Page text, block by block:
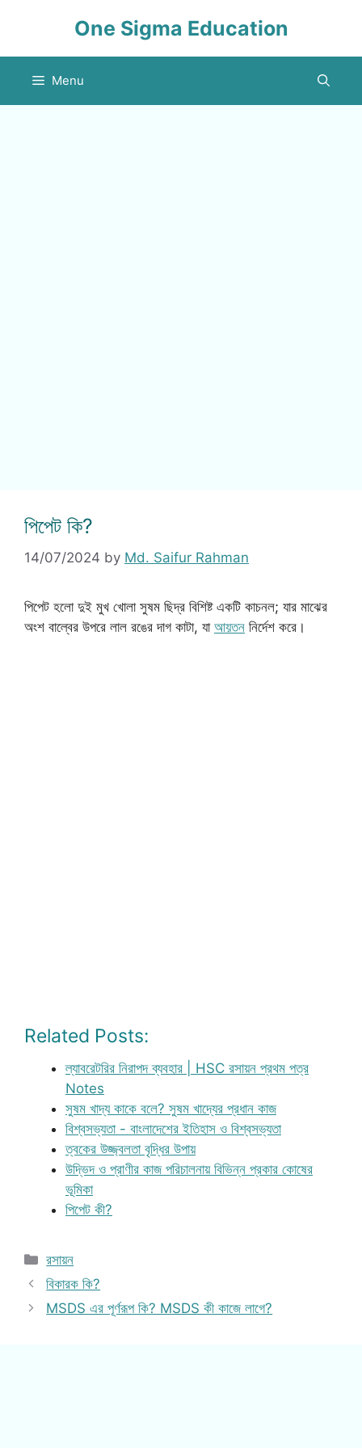
One Sigma Education
Menu
পিপেট কি?
14/07/2024 by Md. Saifur Rahman
পিপেট হলো দুই মুখ খোলা সুষম ছিদ্র বিশিষ্ট একটি কাচনল; যার মাঝের
অংশ বাল্বের উপরে লাল রঙের দাগ কাটা, যা আয়তন নির্দেশ করে।
Related Posts:
ল্যাবরেটরির নিরাপদ ব্যবহার | HSC রসায়ন প্রথম পত্র
Notes
সুষম খাদ্য কাকে বলে? সুষম খাদ্যের প্রধান কাজ
বিশ্বসভ্যতা - বাংলাদেশের ইতিহাস ও বিশ্বসভ্যতা
ত্বকের উজ্জ্বলতা বৃদ্ধির উপায়
উদ্ভিদ ও প্রাণীর কাজ পরিচালনায় বিভিন্ন প্রকার কোষের
ভূমিকা
পিপেট কী?
Categories
রসায়ন
বিকারক কি?
MSDS এর পূর্ণরূপ কি? MSDS কী কাজে লাগে?